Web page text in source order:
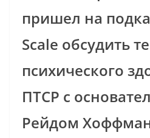
пришел на
Scale обсудить
психического
ПТСР с
Рейдом